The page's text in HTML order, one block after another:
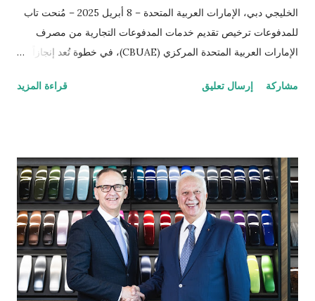
الخليجي دبي، الإمارات العربية المتحدة – 8 أبريل 2025 – مُنحت تاب
للمدفوعات ترخيص تقديم خدمات المدفوعات التجارية من مصرف
الإمارات العربية المتحدة المركزي (CBUAE)، في خطوة تُعد إنجازاً
تاب للمدفوعات جميع الموافقات التنظيمية والتراخيص المطلوبة في
كلٍّ من السعودية، الكويت، قطر، البحرين، عُمان، والإمارات، تواصل
تاب للمدفوعات ترسيخ مكانتها كأحد أكثر مزوّدي خدمات الدفع ترخيصاً
والتزاماً بالامتثال التنظيمي ضمن الشركات العاملة في دول الخليج. كما
يؤكّد هذا الإنجاز دور تاب للمدفوعات في توحيد وتبسيط عمليات الدفع
الرقمي على مستوى منطقة الشرق الأوسط وشمال إفريقيا، انسجاماً
مع رؤيتها الهادفة إلى تطوير منظومة المدفوعات في المنطقة. يشهد
قطاع المدفوعات الرقمية في دولة الإمارات نمواً متسارعاً، إذ من ...
مشاركة إرسال تعليق قراءة المزيد